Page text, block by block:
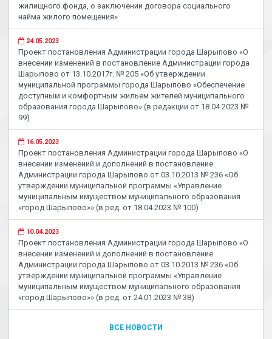
жилищного фонда, о заключении договора социального
найма жилого помещения»
24.05.2023
Проект постановления Администрации города Шарыпово «О
внесении изменений в постановление Администрации города
Шарыпово от 13.10.2017г. № 205 «Об утверждении
муниципальной программы города Шарыпово «Обеспечение
доступным и комфортным жильем жителей муниципального
образования города Шарыпово» (в редакции от 18.04.2023 №
99)
16.05.2023
Проект постановления Администрации города Шарыпово «О
внесении изменений и дополнений в постановление
Администрации города Шарыпово от 03.10.2013 № 236 «Об
утверждении муниципальной программы «Управление
муниципальным имуществом муниципального образования
«город Шарыпово»» (в ред. от 18.04.2023 № 100)
10.04.2023
Проект постановления Администрации города Шарыпово «О
внесении изменений и дополнений в постановление
Администрации города Шарыпово от 03.10.2013 № 236 «Об
утверждении муниципальной программы «Управление
муниципальным имуществом муниципального образования
«город Шарыпово»» (в ред. от 24.01.2023 № 38)
ВСЕ НОВОСТИ